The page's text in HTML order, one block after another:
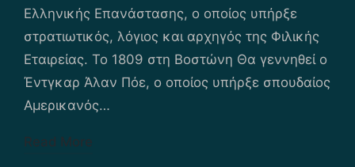
Ελληνικής Επανάστασης, ο οποίος υπήρξε
στρατιωτικός, λόγιος και αρχηγός της Φιλικής
Εταιρείας. Το 1809 στη Βοστώνη Θα γεννηθεί ο
Έντγκαρ Άλαν Πόε, ο οποίος υπήρξε σπουδαίος
Αμερικανός…
Read More